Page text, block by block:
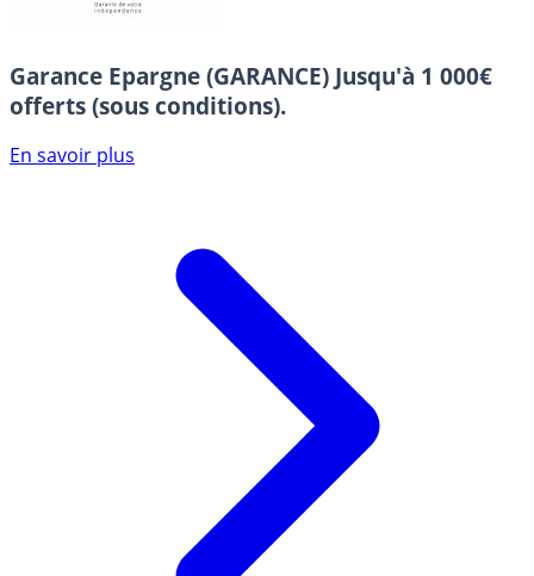
Garance Epargne (GARANCE) Jusqu'à 1 000€
offerts (sous conditions).
En savoir plus